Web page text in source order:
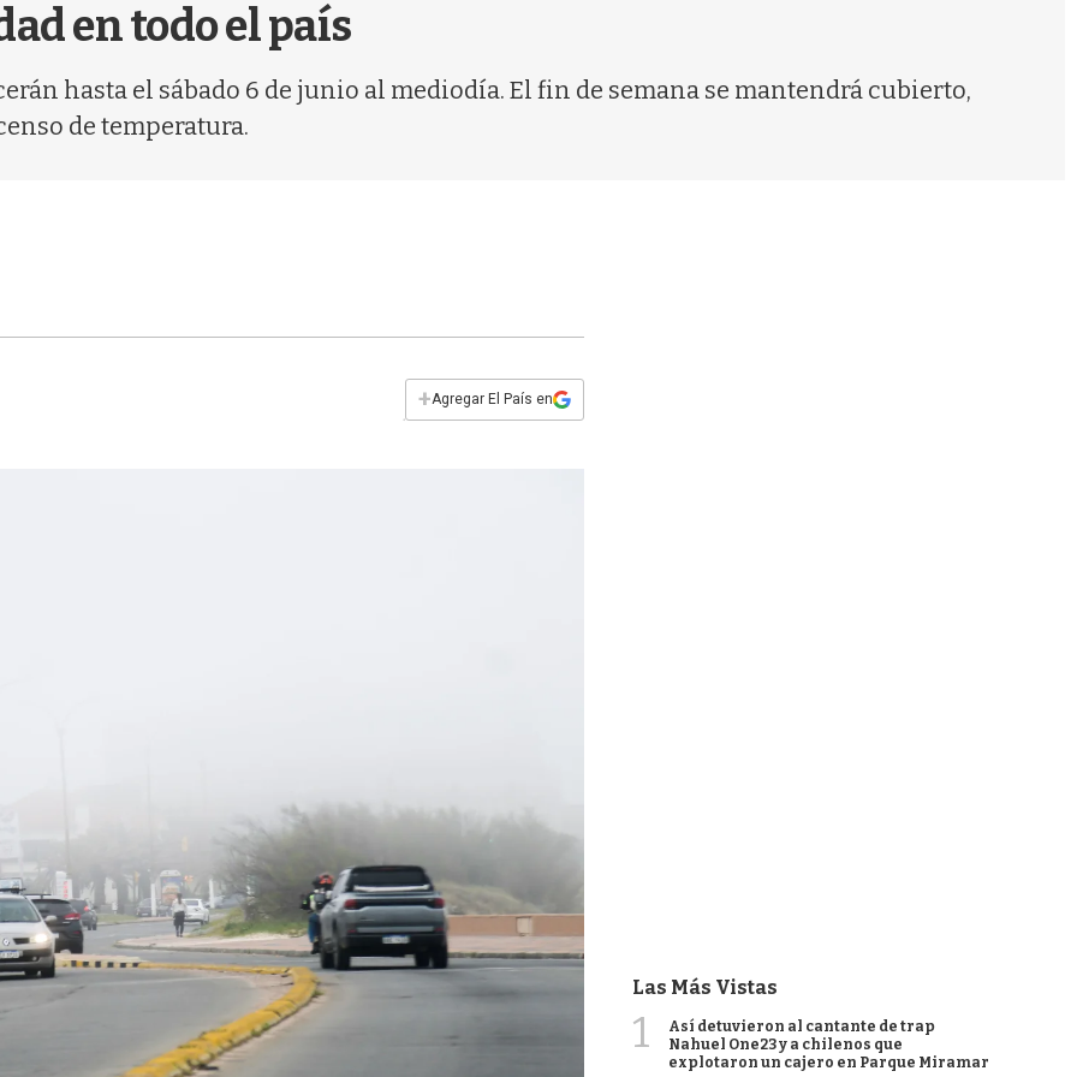
en todo el país
hasta el sábado 6 de junio al mediodía. El fin de semana se mantendrá cubierto,
de temperatura.
+Agregar El País en
Las Más Vistas
1
Así detuvieron al cantante de trap
Nahuel One23 y a chilenos que
explotaron un cajero en Parque Miramar